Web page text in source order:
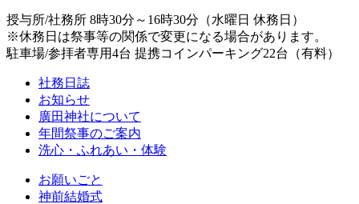
授与所/社務所 8時30分～16時30分（水曜日 休務日）
※休務日は祭事等の関係で変更になる場合があります。
駐車場/参拝者専用4台 提携コインパーキング22台（有料）
社務日誌
お知らせ
廣田神社について
年間祭事のご案内
洗心・ふれあい・体験
お願いごと
神前結婚式